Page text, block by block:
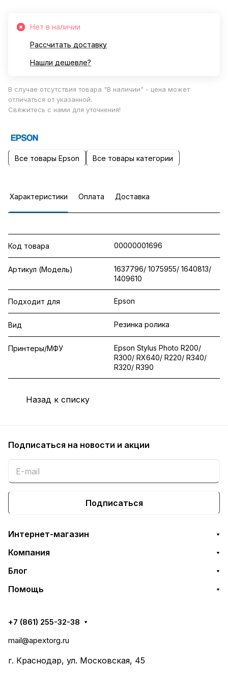
Нет в наличии
Рассчитать доставку
Нашли дешевле?
В случае отсутствия товара "В наличии" - цена может
отличаться от указанной.
Свяжитесь с нами для уточнения!
Все товары Epson Все товары категории
Характеристики Оплата Доставка
Код товара 00000001696
Артикул (Модель)
1637796/ 1075955/ 1640813/
1409610
Подходит для Epson
Вид Резинка ролика
Принтеры/МФУ
Epson Stylus Photo R200/
R300/ RX640/ R220/ R340/
R320/ R390
Назад к списку
Подписаться на новости и акции
Подписаться
Интернет-магазин
Компания
Блог
Помощь
+7 (861) 255-32-38
mail@apextorg.ru
г. Краснодар, ул. Московская, 45